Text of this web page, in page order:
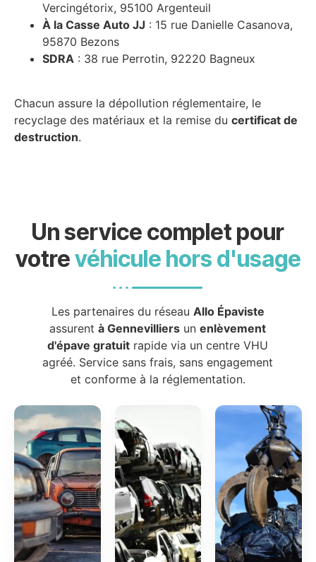
Vercingétorix, 95100 Argenteuil
À la Casse Auto JJ : 15 rue Danielle Casanova,
95870 Bezons
SDRA : 38 rue Perrotin, 92220 Bagneux
Chacun assure la dépollution réglementaire, le
recyclage des matériaux et la remise du certificat de
destruction.
Un service complet pour
votrevéhicule hors d'usage
Les partenaires du réseau Allo Épaviste
assurentà Gennevilliers unenlèvement
d'épave gratuit rapide via un centre VHU
agréé. Service sans frais, sans engagement
et conforme à la réglementation.